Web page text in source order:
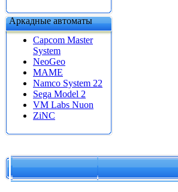
Аркадные автоматы
Capcom Master
System
NeoGeo
MAME
Namco System 22
Sega Model 2
VM Labs Nuon
ZiNC